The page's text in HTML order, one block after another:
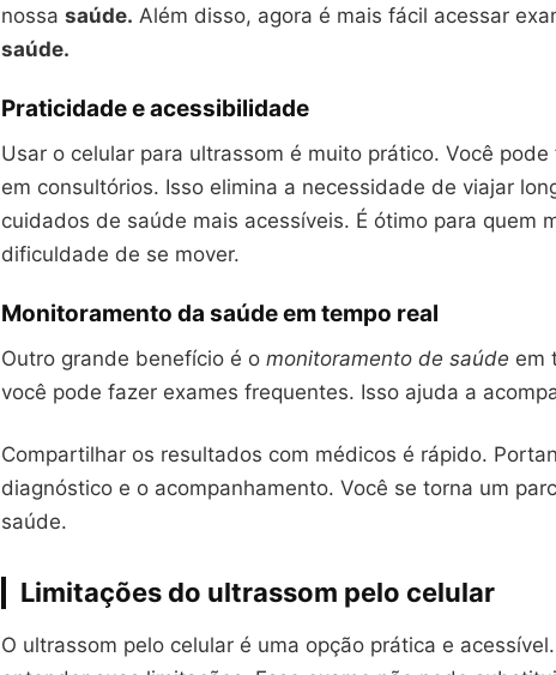
nossa saúde. Além disso, agora é mais fácil acessar
saúde.
Praticidade e acessibilidade
Usar o celular para ultrassom é muito prático. Você
em consultórios. Isso elimina a necessidade de viajar
cuidados de saúde mais acessíveis. É ótimo para quem
dificuldade de se mover.
Monitoramento da saúde em tempo real
Outro grande benefício é o monitoramento de saúde em
você pode fazer exames frequentes. Isso ajuda a
Compartilhar os resultados com médicos é rápido.
diagnóstico e o acompanhamento. Você se torna um
saúde.
Limitações do ultrassom pelo celular
O ultrassom pelo celular é uma opção prática e